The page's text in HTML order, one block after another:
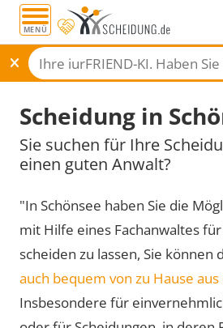
MENÜ
Scheidung in
Sie suchen für Ihre
einen guten Anwalt?
"In Schönsee haben Sie die
mit Hilfe eines Fachanwaltes
scheiden zu lassen, Sie können
auch bequem von zu Hause
Insbesondere für